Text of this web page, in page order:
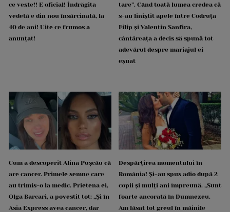
ce veste!! E oficial! Îndrăgita
vedetă e din nou însărcinată, la
40 de ani! Uite ce frumos a
anunțat!
tare”. Când toată lumea credea că
s-au liniștit apele între Codruța
Filip și Valentin Sanfira,
cântăreața a decis să spună tot
adevărul despre mariajul ei
eșuat
Cum a descoperit Alina Pușcău că
are cancer. Primele semne care
au trimis-o la medic. Prietena ei,
Olga Barcari, a povestit tot: „Și în
Asia Express avea cancer, dar
Despărțirea momentului în
România! Și-au spus adio după 2
copii și mulți ani împreună. „Sunt
foarte ancorată în Dumnezeu.
Am lăsat tot greul în mâinile